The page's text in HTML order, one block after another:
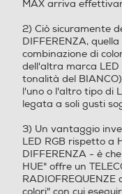
Peso-Kg
MAX arriva
2) Ciò sicuramente
DIFFERENZA,
combinazione di
dell'altra marca LED
tonalità del
l'uno o l'altro tipo di
legata a soli gusti
3) Un vantaggio
LED RGB rispetto a
DIFFERENZA - è
HUE" offre un